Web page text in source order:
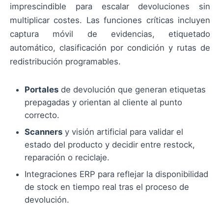
imprescindible para escalar devoluciones sin
multiplicar costes. Las funciones críticas incluyen
captura móvil de evidencias, etiquetado
automático, clasificación por condición y rutas de
redistribución programables.
Portales de devolución que generan etiquetas
prepagadas y orientan al cliente al punto
correcto.
Scanners y visión artificial para validar el
estado del producto y decidir entre restock,
reparación o reciclaje.
Integraciones ERP para reflejar la disponibilidad
de stock en tiempo real tras el proceso de
devolución.